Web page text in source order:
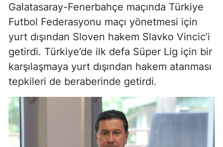
Galatasaray-Fenerbahçe maçında Türkiye
Futbol Federasyonu maçı yönetmesi için
yurt dışından Sloven hakem Slavko Vincic’i
getirdi. Türkiye’de ilk defa Süper Lig için bir
karşılaşmaya yurt dışından hakem atanması
tepkileri de beraberinde getirdi.